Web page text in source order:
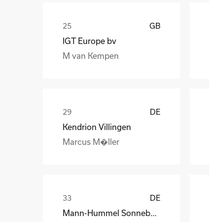
GB
IGT Europe bv
M van Kempen
DE
Kendrion Villingen
Marcus M�ller
DE
Mann-Hummel Sonneberg